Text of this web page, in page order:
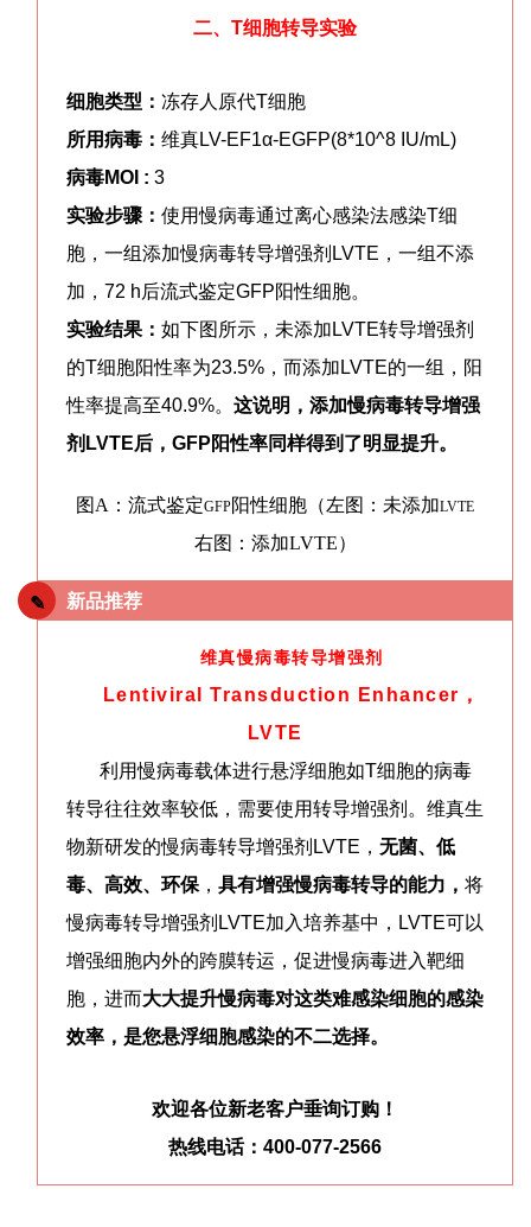
二、T细胞转导实验
细胞类型： 冻存人原代T细胞
所用病毒： 维真LV-EF1α-EGFP(8*10^8 IU/mL)
病毒MOI : 3
实验步骤： 使用慢病毒通过离心感染法感染T细
胞，一组添加慢病毒转导增强剂LVTE，一组不添
加，72 h后流式鉴定GFP阳性细胞。
实验结果： 如下图所示，未添加LVTE转导增强剂
的T细胞阳性率为23.5%，而添加LVTE的一组，阳
性率提高至40.9%。 这说明， 添加慢病毒转导增强
剂LVTE后，GFP阳性率同样得到了明显提升。
图A： 流式鉴定GFP阳性细胞（左图：未添加LVTE
右图：添加LVTE）
✎ 新品推荐
维真慢病毒转导增强剂
Lentiviral Transduction Enhancer ，
LVTE
利用慢病毒载体进行悬浮细胞如T细胞的病毒
转导往往效率较低，需要使用转导增强剂。维真生
物新研发的慢病毒转导增强剂LVTE， 无菌、低
毒、高效、环保 ， 具有增强慢病毒转导的能力， 将
慢病毒转导增强剂LVTE加入培养基中，LVTE可以
增强细胞内外的跨膜转运，促进慢病毒进入靶细
胞，进而大大提升慢病毒对这类难感染细胞的感染
效率，是您悬浮细胞感染的不二选择。
欢迎各位新老客户垂询订购！
热线电话：400-077-2566